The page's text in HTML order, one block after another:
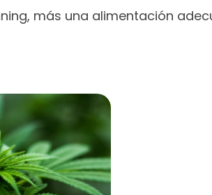
más una alimentación